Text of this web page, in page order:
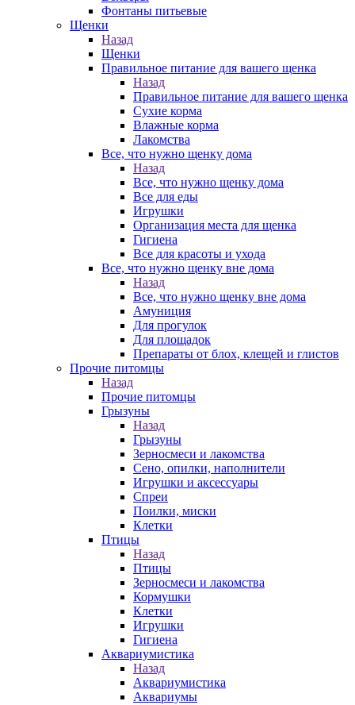
Фонтаны питьевые
Щенки
Назад
Щенки
Правильное питание для вашего щенка
Назад
Правильное питание для вашего щенка
Сухие корма
Влажные корма
Лакомства
Все, что нужно щенку дома
Назад
Все, что нужно щенку дома
Все для еды
Игрушки
Организация места для щенка
Гигиена
Все для красоты и ухода
Все, что нужно щенку вне дома
Назад
Все, что нужно щенку вне дома
Амуниция
Для прогулок
Для площадок
Препараты от блох, клещей и глистов
Прочие питомцы
Назад
Прочие питомцы
Грызуны
Назад
Грызуны
Зерносмеси и лакомства
Сено, опилки, наполнители
Игрушки и аксессуары
Спреи
Поилки, миски
Клетки
Птицы
Назад
Птицы
Зерносмеси и лакомства
Кормушки
Клетки
Игрушки
Гигиена
Аквариумистика
Назад
Аквариумистика
Аквариумы